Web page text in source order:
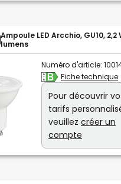
Ampoule LED Arcchio, GU10, 2,2
lumens
Numéro d'article:
Fiche technique
Pour découvrir
tarifs
veuillez créer un
compte